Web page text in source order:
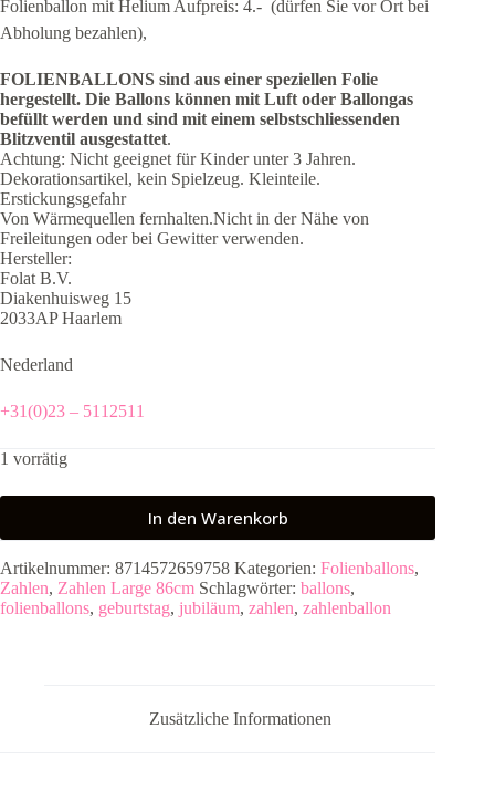
Folienballon mit Helium Aufpreis: 4.-  (dürfen Sie vor Ort bei
Abholung bezahlen),
FOLIENBALLONS sind aus einer speziellen Folie
hergestellt. Die Ballons können mit Luft oder Ballongas
befüllt werden und sind mit einem selbstschliessenden
Blitzventil ausgestattet.
Achtung: Nicht geeignet für Kinder unter 3 Jahren.
Dekorationsartikel, kein Spielzeug. Kleinteile.
Erstickungsgefahr
Von Wärmequellen fernhalten.Nicht in der Nähe von
Freileitungen oder bei Gewitter verwenden.
Hersteller:
Folat B.V.
Diakenhuisweg 15
2033AP Haarlem
Nederland
+31(0)23 – 5112511
1 vorrätig
In den Warenkorb
Artikelnummer: 8714572659758 Kategorien: Folienballons,
Zahlen, Zahlen Large 86cm Schlagwörter: ballons,
folienballons, geburtstag, jubiläum, zahlen, zahlenballon
Zusätzliche Informationen